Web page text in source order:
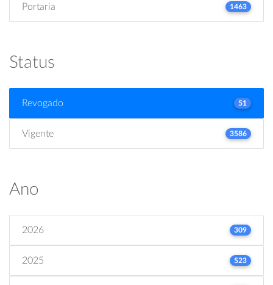
Portaria 1463
Status
Revogado 51
Vigente 3586
Ano
2026 309
2025 523